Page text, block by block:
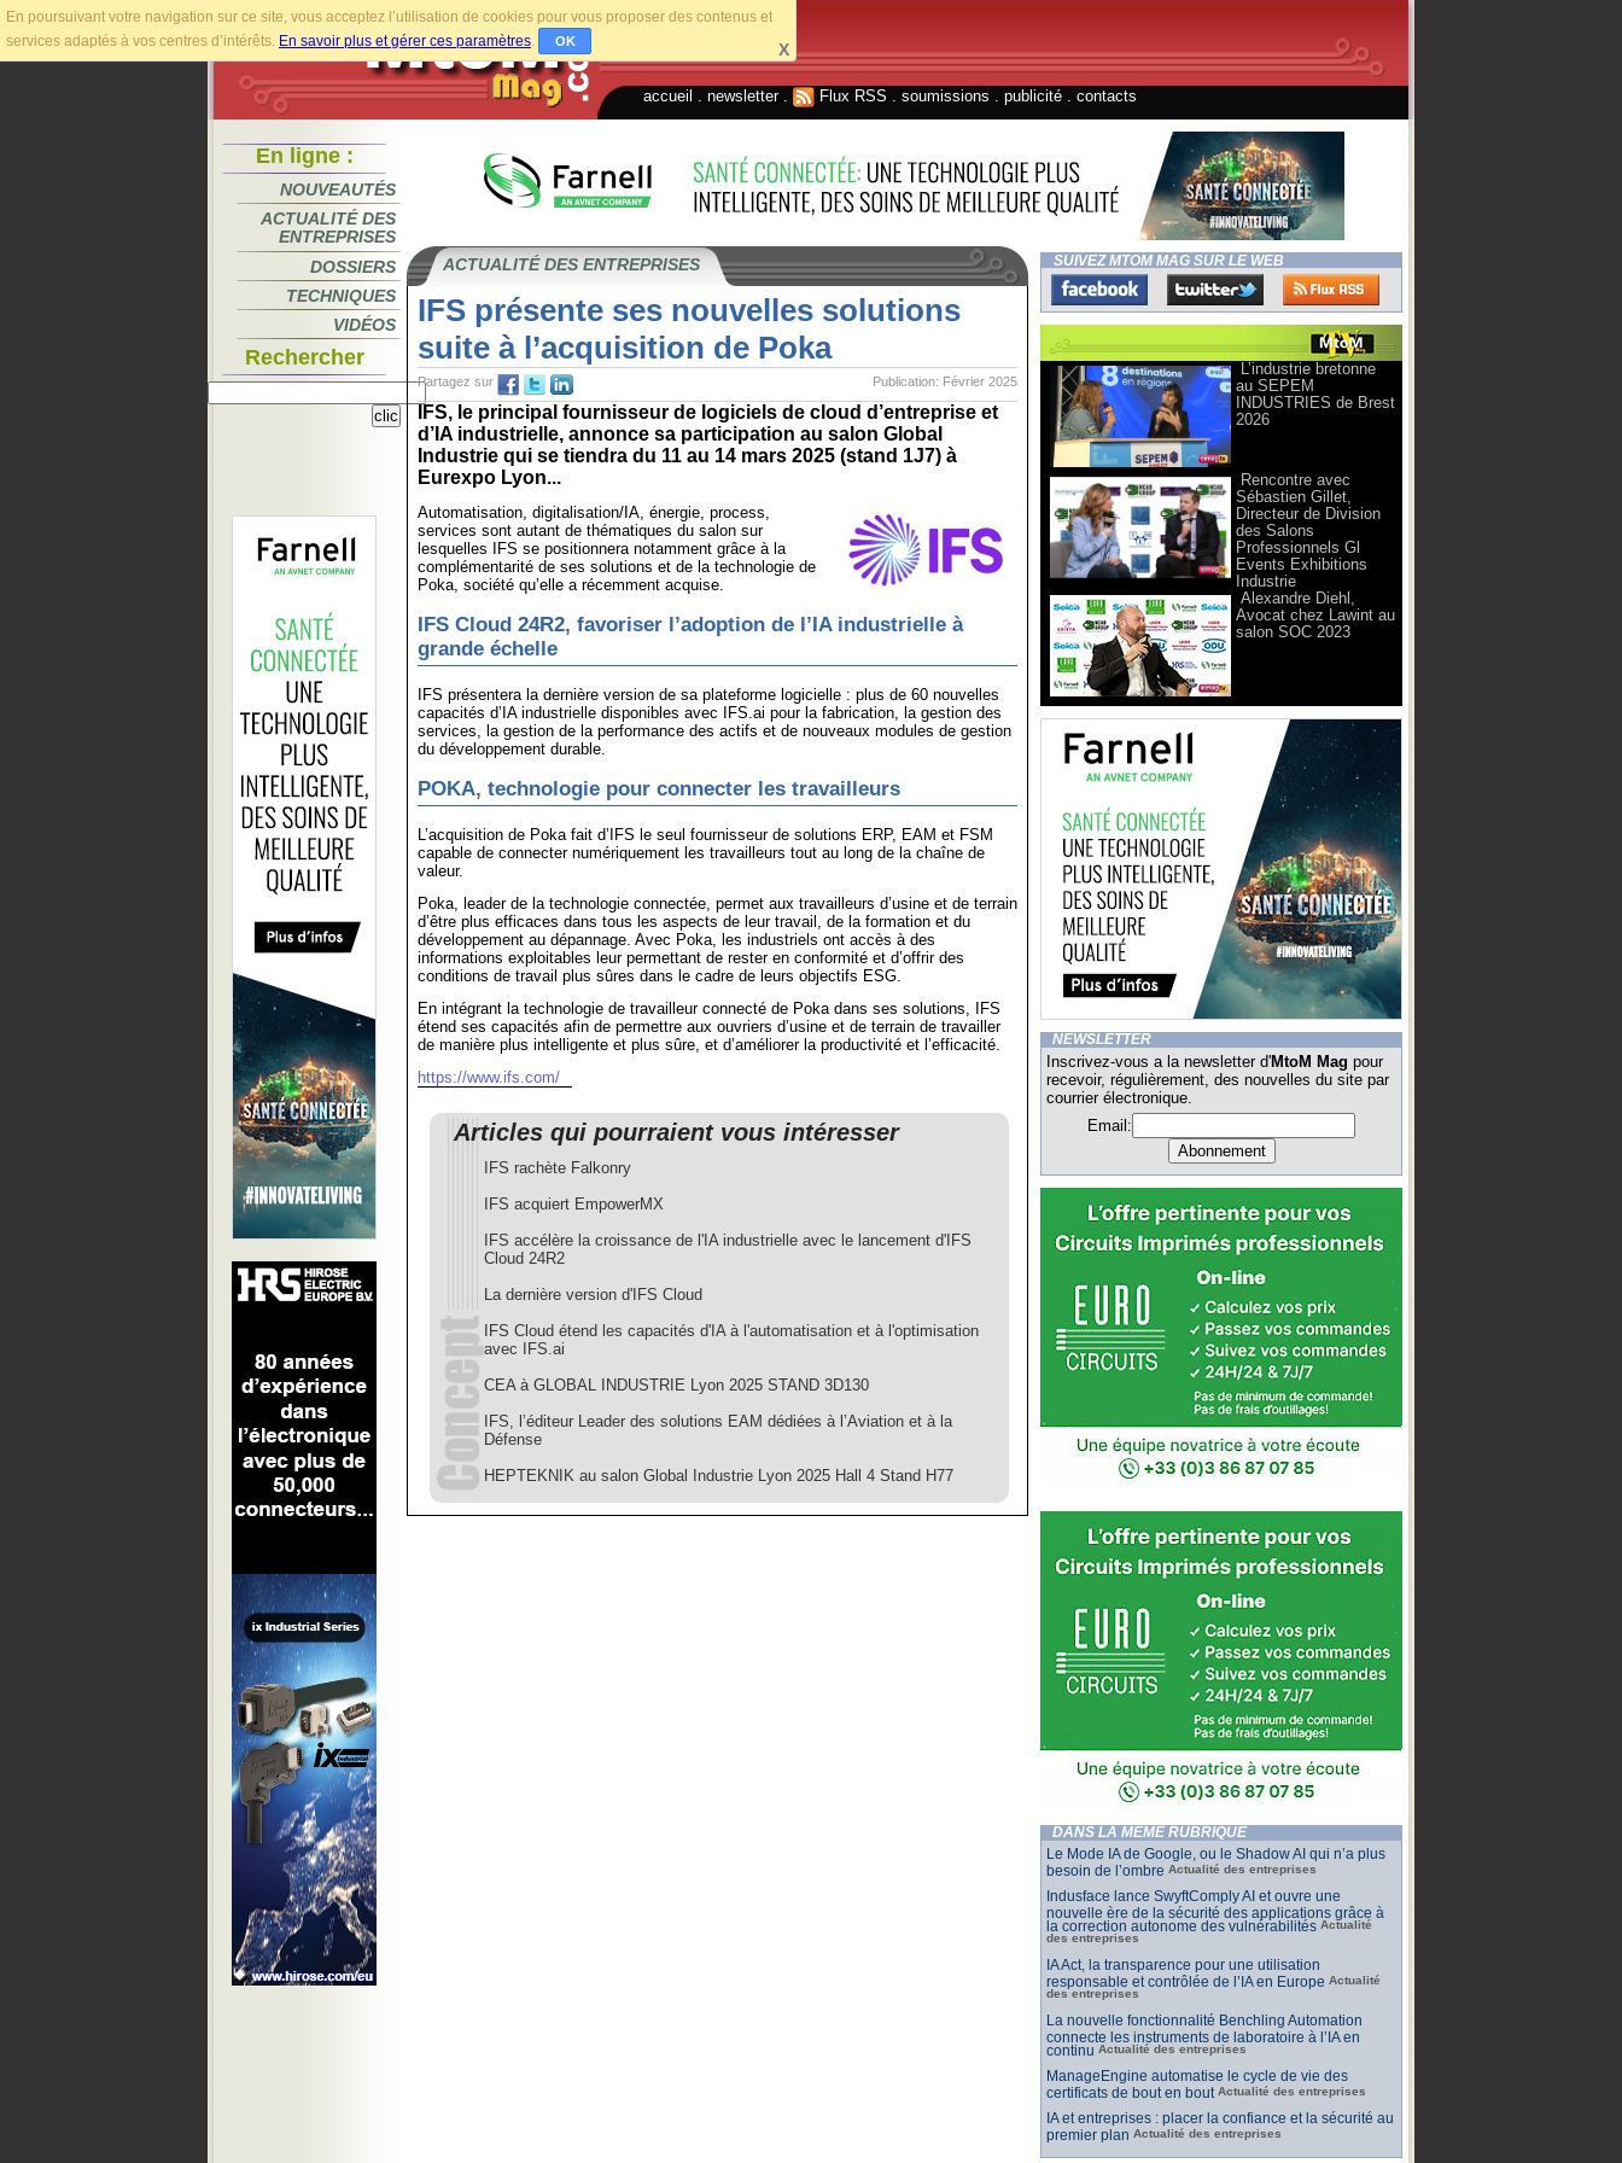
En poursuivant votre navigation sur ce site, vous acceptez l’utilisation de cookies pour vous proposer des contenus et
services adaptés à vos centres d’intérêts. En savoir plus et gérer ces paramètres. OK X
accueil newsletter. Flux RSS soumissions publicité contacts
En ligne :
NOUVEAUTÉS
ACTUALITÉ DES
ENTREPRISES
DOSSIERS
TECHNIQUES
VIDÉOS
Rechercher
ACTUALITÉ DES ENTREPRISES
IFS présente ses nouvelles solutions
suite à l’acquisition de Poka
Publication: Février 2025
Partagez sur
IFS, le principal fournisseur de logiciels de cloud d’entreprise et
d’IA industrielle, annonce sa participation au salon Global
Industrie qui se tiendra du 11 au 14 mars 2025 (stand 1J7) à
Eurexpo Lyon...
Automatisation, digitalisation/IA, énergie, process,
services sont autant de thématiques du salon sur
lesquelles IFS se positionnera notamment grâce à la
complémentarité de ses solutions et de la technologie de
Poka, société qu’elle a récemment acquise.
IFS Cloud 24R2, favoriser l’adoption de l’IA industrielle à
grande échelle
IFS présentera la dernière version de sa plateforme logicielle : plus de 60 nouvelles
capacités d’IA industrielle disponibles avec IFS.ai pour la fabrication, la gestion des
services, la gestion de la performance des actifs et de nouveaux modules de gestion
du développement durable.
POKA, technologie pour connecter les travailleurs
L’acquisition de Poka fait d’IFS le seul fournisseur de solutions ERP, EAM et FSM
capable de connecter numériquement les travailleurs tout au long de la chaîne de
valeur.
Poka, leader de la technologie connectée, permet aux travailleurs d’usine et de terrain
d’être plus efficaces dans tous les aspects de leur travail, de la formation et du
développement au dépannage. Avec Poka, les industriels ont accès à des
informations exploitables leur permettant de rester en conformité et d’offrir des
conditions de travail plus sûres dans le cadre de leurs objectifs ESG.
En intégrant la technologie de travailleur connecté de Poka dans ses solutions, IFS
étend ses capacités afin de permettre aux ouvriers d’usine et de terrain de travailler
de manière plus intelligente et plus sûre, et d’améliorer la productivité et l’efficacité.
https://www.ifs.com/
Articles qui pourraient vous intéresser
IFS rachète Falkonry
IFS acquiert EmpowerMX
IFS accélère la croissance de l'IA industrielle avec le lancement d'IFS
Cloud 24R2
La dernière version d'IFS Cloud
IFS Cloud étend les capacités d'IA à l'automatisation et à l'optimisation
avec IFS.ai
CEA à GLOBAL INDUSTRIE Lyon 2025 STAND 3D130
IFS, l’éditeur Leader des solutions EAM dédiées à l’Aviation et à la
Défense
HEPTEKNIK au salon Global Industrie Lyon 2025 Hall 4 Stand H77
SUIVEZ MTOM MAG SUR LE WEB
L’industrie bretonne
au SEPEM
INDUSTRIES de Brest
2026
Rencontre avec
Sébastien Gillet,
Directeur de Division
des Salons
Professionnels Gl
Events Exhibitions
Industrie
Alexandre Diehl,
Avocat chez Lawint au
salon SOC 2023
NEWSLETTER
Inscrivez-vous a la newsletter d'MtoM Mag pour
recevoir, régulièrement, des nouvelles du site par
courrier électronique.
Email:
DANS LA MÊME RUBRIQUE
Le Mode IA de Google, ou le Shadow AI qui n’a plus
besoin de l’ombre Actualité des entreprises
Indusface lance SwyftComply AI et ouvre une
nouvelle ère de la sécurité des applications grâce à
la correction autonome des vulnérabilités Actualité
des entreprises
IA Act, la transparence pour une utilisation
responsable et contrôlée de l’IA en Europe Actualité
des entreprises
La nouvelle fonctionnalité Benchling Automation
connecte les instruments de laboratoire à l’IA en
continu Actualité des entreprises
ManageEngine automatise le cycle de vie des
certificats de bout en bout Actualité des entreprises
IA et entreprises : placer la confiance et la sécurité au
premier plan Actualité des entreprises